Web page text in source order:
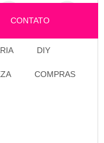
CONTATO
DIY
COMPRAS